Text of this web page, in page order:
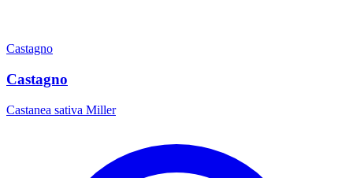
Castagno
Castagno
Castanea sativa Miller